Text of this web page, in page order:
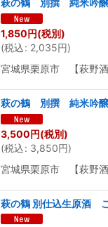
萩の鶴 別撰 純米吟
1,850円(税別)
(税込: 2,035円)
宮城県栗原市 【萩野
萩の鶴 別撰 純米吟
3,500円(税別)
(税込: 3,850円)
宮城県栗原市 【萩野
萩の鶴 別仕込生原酒